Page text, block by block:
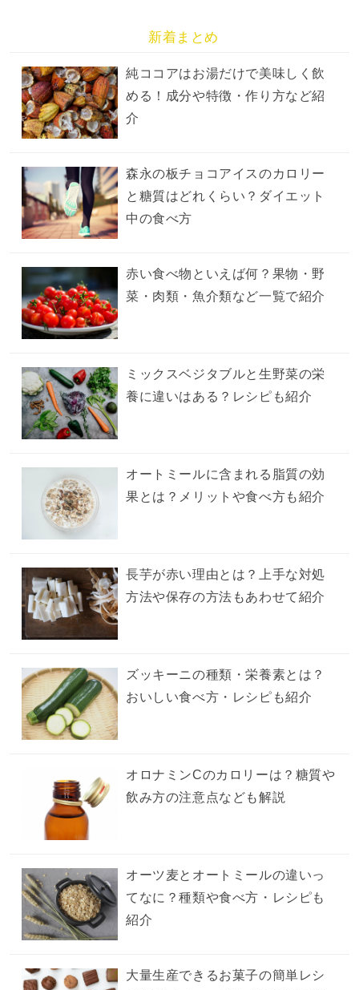
新着まとめ
純ココアはお湯だけで美味しく飲
める！成分や特徴・作り方など紹
介
森永の板チョコアイスのカロリー
と糖質はどれくらい？ダイエット
中の食べ方
赤い食べ物といえば何？果物・野
菜・肉類・魚介類など一覧で紹介
ミックスベジタブルと生野菜の栄
養に違いはある？レシピも紹介
オートミールに含まれる脂質の効
果とは？メリットや食べ方も紹介
長芋が赤い理由とは？上手な対処
方法や保存の方法もあわせて紹介
ズッキーニの種類・栄養素とは？
おいしい食べ方・レシピも紹介
オロナミンCのカロリーは？糖質や
飲み方の注意点なども解説
オーツ麦とオートミールの違いっ
てなに？種類や食べ方・レシピも
紹介
大量生産できるお菓子の簡単レシ